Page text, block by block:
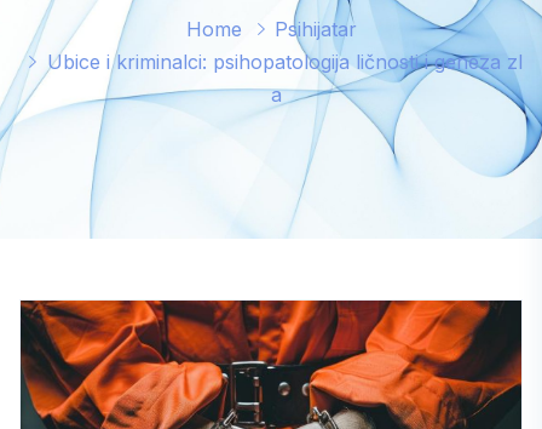
Home
Psihijatar
Ubice i kriminalci: psihopatologija ličnosti i geneza zl
a